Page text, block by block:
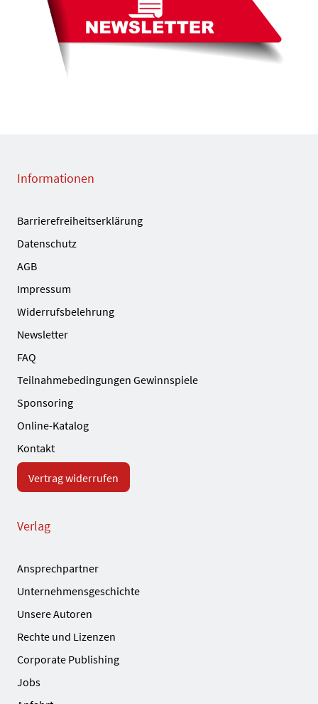
Informationen
Barrierefreiheitserklärung
Datenschutz
AGB
Impressum
Widerrufsbelehrung
Newsletter
FAQ
Teilnahmebedingungen Gewinnspiele
Sponsoring
Online-Katalog
Kontakt
Vertrag widerrufen
Verlag
Ansprechpartner
Unternehmensgeschichte
Unsere Autoren
Rechte und Lizenzen
Corporate Publishing
Jobs